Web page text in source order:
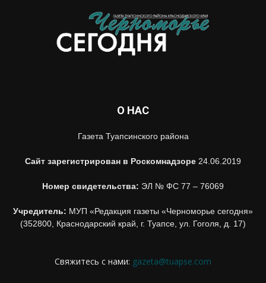
О НАС
Газета Туапсинского района
Сайт зарегистрирован в Роскомнадзоре 24.06.2019
Номер свидетельства: ЭЛ № ФС 77 – 76069
Учредитель: МУП «Редакция газеты «Черноморье сегодня»
(352800, Краснодарский край, г. Туапсе, ул. Гоголя, д. 17)
Свяжитесь с нами: gazeta@tuapse.com